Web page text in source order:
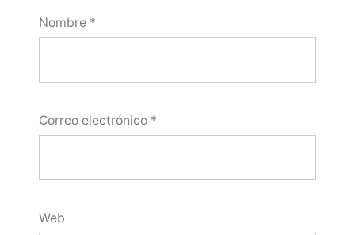
Nombre *
Correo electrónico *
Web